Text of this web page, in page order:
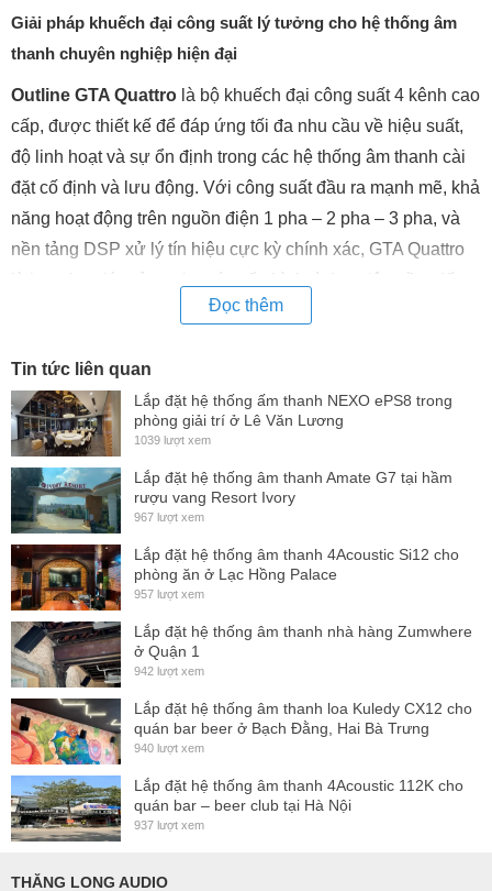
Giải pháp khuếch đại công suất lý tưởng cho hệ thống âm
thanh chuyên nghiệp hiện đại
Outline GTA Quattro là bộ khuếch đại công suất 4 kênh cao
cấp, được thiết kế để đáp ứng tối đa nhu cầu về hiệu suất,
độ linh hoạt và sự ổn định trong các hệ thống âm thanh cài
đặt cố định và lưu động. Với công suất đầu ra mạnh mẽ, khả
năng hoạt động trên nguồn điện 1 pha – 2 pha – 3 pha, và
nền tảng DSP xử lý tín hiệu cực kỳ chính xác, GTA Quattro
loa toàn dải hiệu suất cao.
01.Nguồn điện thông minh – hoạt động từ 85V đến
460VGTA Quattro hỗ trợ
điện 1 pha, 2 pha và 3 pha, với khả năngcân bằng tải 3
pha thực sự – không cần phân bổ tải thủ công. Đây là lợi
thế lớn trong các hệ thống phân phối điện phức tạp hoặc di
động.
02.Tối ưu hóa phân phối điện năng nhờ PFC và cân
bằng tảiTích hợpPower Factor Correction
giúp tăng hiệu
suất tiêu thụ điện năng, giảm hao phí và nâng cao tính ổn
định cho toàn bộ hệ thống khuếch đại công suất.
03.Ma trận âm thanh 4×4 – linh hoạt định tuyến & phối
trộnNhờ ma trận I/O 4×4 tích hợp, người dùng có thể dễ
dàng phối trộn và định tuyến tín hiệu từ nguồn
AES3 hoặc Dante™
Đọc thêm
Tin tức liên quan
Lắp đặt hệ thống ấm thanh NEXO ePS8 trong
phòng giải trí ở Lê Văn Lương
1039 lượt xem
Lắp đặt hệ thống âm thanh Amate G7 tại hầm
rượu vang Resort Ivory
967 lượt xem
Lắp đặt hệ thống âm thanh 4Acoustic Si12 cho
phòng ăn ở Lạc Hồng Palace
957 lượt xem
Lắp đặt hệ thống âm thanh nhà hàng Zumwhere
ở Quận 1
942 lượt xem
Lắp đặt hệ thống âm thanh loa Kuledy CX12 cho
quán bar beer ở Bạch Đằng, Hai Bà Trưng
940 lượt xem
Lắp đặt hệ thống âm thanh 4Acoustic 112K cho
quán bar – beer club tại Hà Nội
937 lượt xem
THĂNG LONG AUDIO